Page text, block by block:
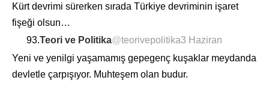
Kürt devrimi sürerken sırada Türkiye devriminin işaret
fişeği olsun…
93.Teori ve Politika@teorivepolitika3 Haziran
Yeni ve yenilgi yaşamamış gepegenç kuşaklar meydanda
devletle çarpışıyor. Muhteşem olan budur.